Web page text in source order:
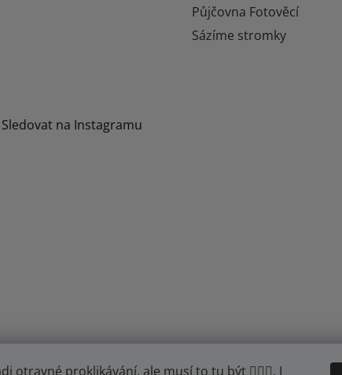
otravné proklikávání, ale musí to tu být 🤦🏾‍♂️. I
Sledovat na Instagramu
Půjčovna Fotověcí
Sázíme stromky